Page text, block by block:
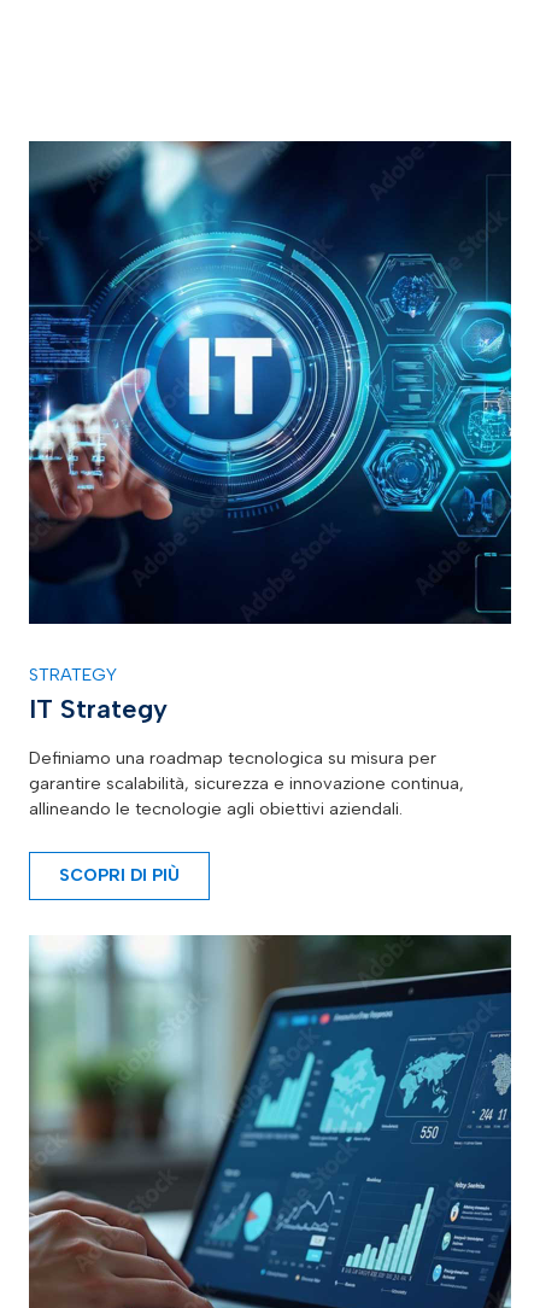
STRATEGY
IT Strategy
Definiamo una roadmap tecnologica su misura per
garantire scalabilità, sicurezza e innovazione continua,
allineando le tecnologie agli obiettivi aziendali.
SCOPRI DI PIÙ